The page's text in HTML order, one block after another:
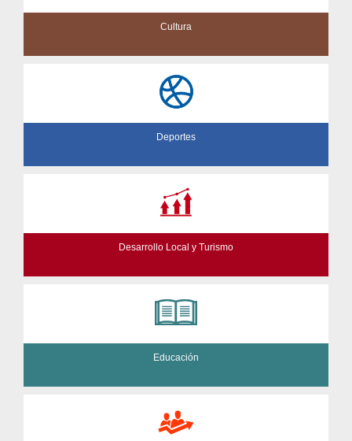
Cultura
Deportes
Desarrollo Local y Turismo
Educación